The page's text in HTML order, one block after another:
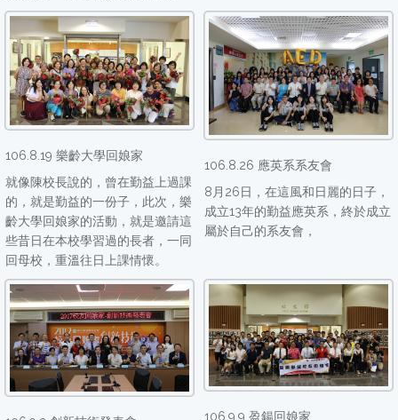
106.8.19 樂齡大學回娘家
就像陳校長說的，曾在勤益上過課
的，就是勤益的一份子，此次，樂
齡大學回娘家的活動，就是邀請這
些昔日在本校學習過的長者，一同
回母校，重溫往日上課情懷。
106.8.26 應英系系友會
8月26日，在這風和日麗的日子，
成立13年的勤益應英系，終於成立
屬於自己的系友會，
106.9.9 盈鍚回娘家